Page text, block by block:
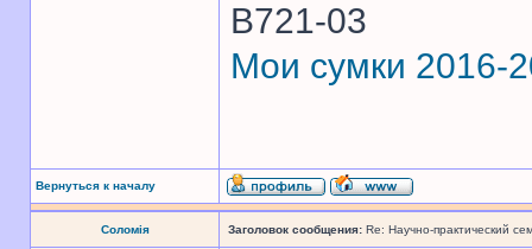
B721-03
Мои сумки 2016-
Вернуться к началу
Соломія Заголовок сообщения: Re: Научно-практический